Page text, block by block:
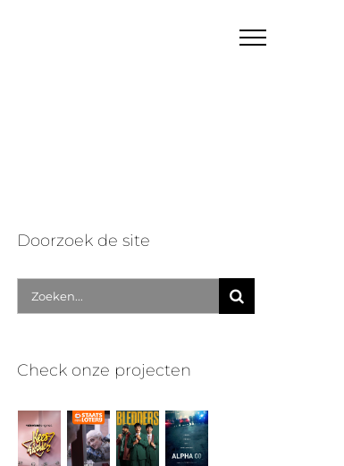
Doorzoek de site
Zoek
naar:
Check onze projecten